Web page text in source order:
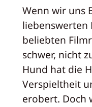
Wenn wir uns
liebenswerten
beliebten
schwer, nicht
Hund hat die
Verspieltheit
erobert. Doch